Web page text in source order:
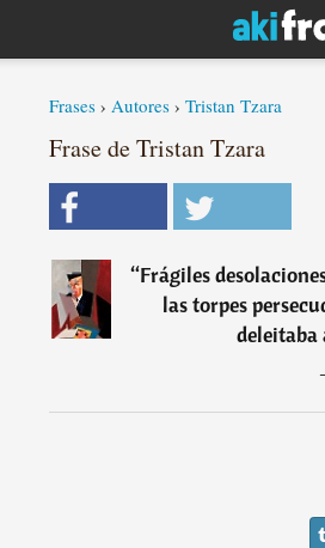
Frases › Autores › Tristan Tzara
Frase de Tristan Tzara
“Frágiles
las torpes